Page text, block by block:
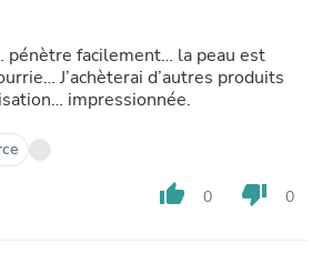
pénètre facilement… la peau est
J’achèterai d’autres produits
impressionnée.
thumb_up 0 thumb_down 0